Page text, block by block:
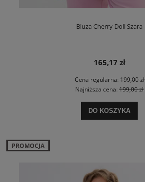
Bluza Cherry Doll Szara
165,17 zł
Cena regularna:199,00 zł
Najniższa cena: 199,00 zł
DO KOSZYKA
PROMOCJA